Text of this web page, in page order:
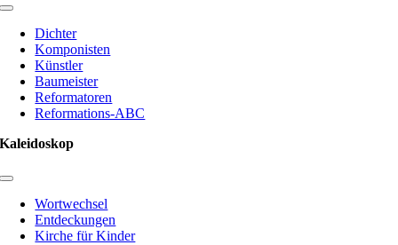
Toggle
Navigation
Dichter
Komponisten
Künstler
Baumeister
Reformatoren
Reformations-ABC
Kaleidoskop
Toggle
NavigationWortwechsel
Entdeckungen
Kirche für Kinder